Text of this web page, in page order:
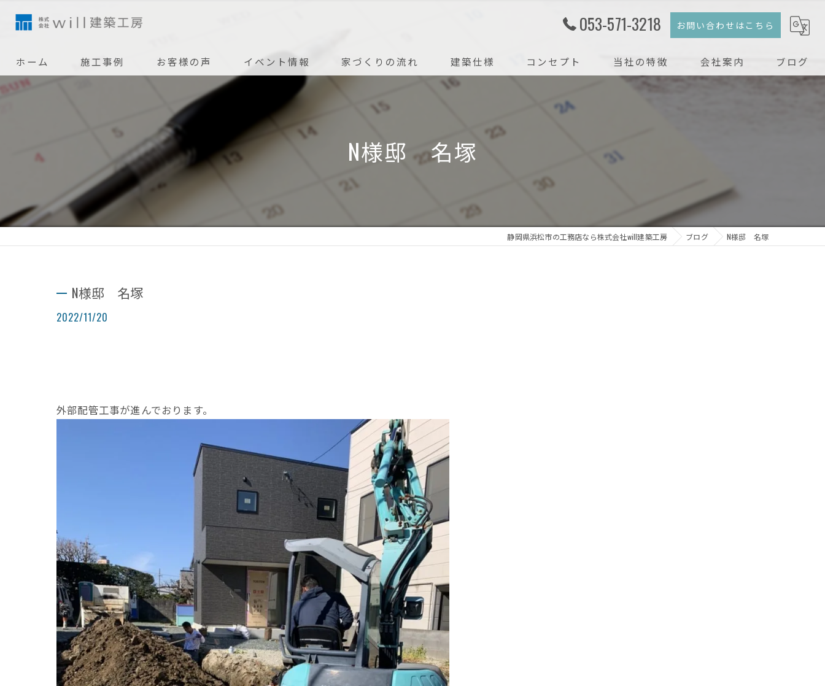
053-571-3218 お問い合わせはこちら
ホーム 施工事例 お客様の声 イベント情報 家づくりの流れ
アフターメンテナンス
建築仕様 コンセプト 当社の特徴
戸建て
リノベーション
会社案内 ブログ
N様邸 名塚
静岡県浜松市の工務店なら株式会社will建築工房 ブログ N様邸 名塚
N様邸 名塚
2022/11/20
外部配管工事が進んでおります。